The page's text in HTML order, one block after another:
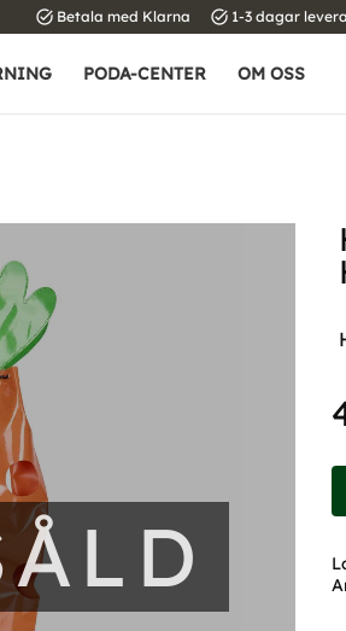
task_alt Betala med Klarna task_alt 1-3 dagar
PODA-CENTER OM OSS